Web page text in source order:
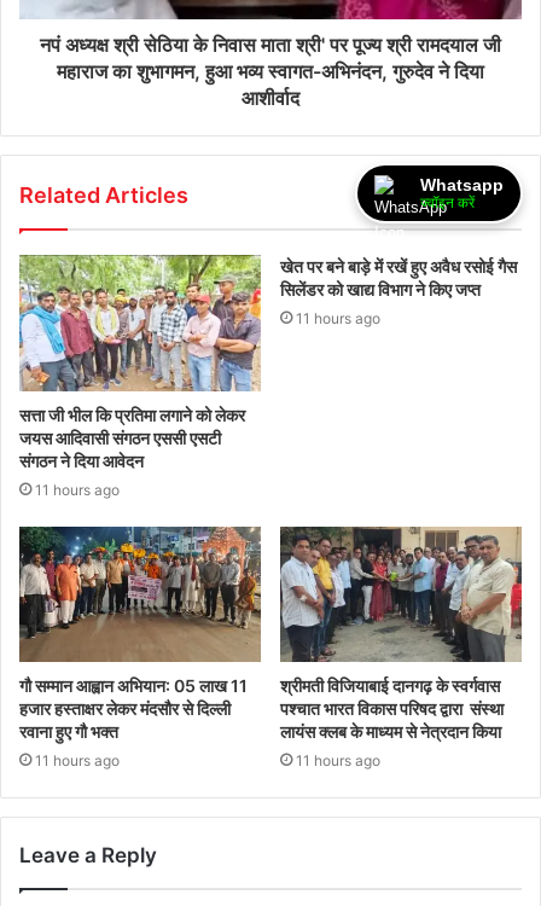
नपं अध्यक्ष श्री सेठिया के निवास माता श्री' पर पूज्य श्री रामदयाल जी
महाराज का शुभागमन, हुआ भव्य स्वागत-अभिनंदन, गुरुदेव ने दिया
आशीर्वाद
Related Articles
सत्ता जी भील कि प्रतिमा लगाने को लेकर
जयस आदिवासी संगठन एससी एसटी
संगठन ने दिया आवेदन
11 hours ago
खेत पर बने बाड़े में रखें हुए अवैध रसोई गैस
सिलेंडर को खाद्य विभाग ने किए जप्त
11 hours ago
गौ सम्मान आह्वान अभियान: 05 लाख 11
हजार हस्ताक्षर लेकर मंदसौर से दिल्ली
रवाना हुए गौ भक्त
11 hours ago
श्रीमती विजियाबाई दानगढ़ के स्वर्गवास
पश्चात भारत विकास परिषद द्वारा संस्था
लायंस क्लब के माध्यम से नेत्रदान किया
11 hours ago
Leave a Reply
Whatsapp
ज्वॉइन करें